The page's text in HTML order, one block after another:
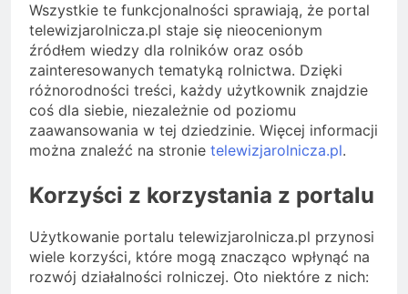
Wszystkie te funkcjonalności sprawiają, że portal
telewizjarolnicza.pl staje się nieocenionym
źródłem wiedzy dla rolników oraz osób
zainteresowanych tematyką rolnictwa. Dzięki
różnorodności treści, każdy użytkownik znajdzie
coś dla siebie, niezależnie od poziomu
zaawansowania w tej dziedzinie. Więcej informacji
można znaleźć na stronie telewizjarolnicza.pl.
Korzyści z korzystania z portalu
Użytkowanie portalu telewizjarolnicza.pl przynosi
wiele korzyści, które mogą znacząco wpłynąć na
rozwój działalności rolniczej. Oto niektóre z nich: